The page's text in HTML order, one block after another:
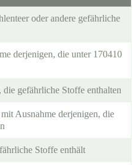
oder andere gefährliche
derjenigen, die unter 170410
die gefährliche Stoffe enthalten
Ausnahme derjenigen, die
Stoffe enthält